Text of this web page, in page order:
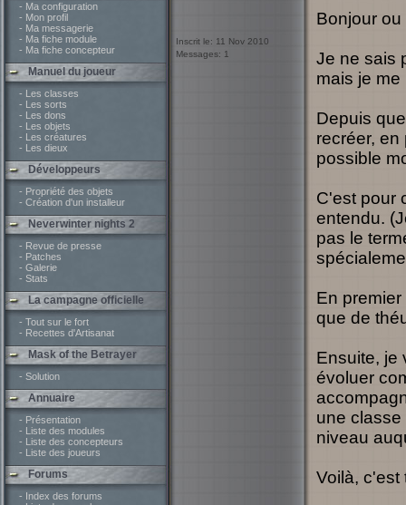
- Ma configuration
- Mon profil
- Ma messagerie
- Ma fiche module
- Ma fiche concepteur
Manuel du joueur
- Les classes
- Les sorts
- Les dons
- Les objets
- Les créatures
- Les dieux
Développeurs
- Propriété des objets
- Création d'un installeur
Neverwinter nights 2
- Revue de presse
- Patches
- Galerie
- Stats
La campagne officielle
- Tout sur le fort
- Recettes d'Artisanat
Mask of the Betrayer
- Solution
Annuaire
- Présentation
- Liste des modules
- Liste des concepteurs
- Liste des joueurs
Forums
- Index des forums
Inscrit le: 11 Nov 2010
Messages: 1
Bonjour
Je ne sais
mais je
Depuis
recréer,
possible
C'est pour
entendu.
pas le
En
que de
Ensuite, je
évoluer
une classe
niveau
Voilà, c'est